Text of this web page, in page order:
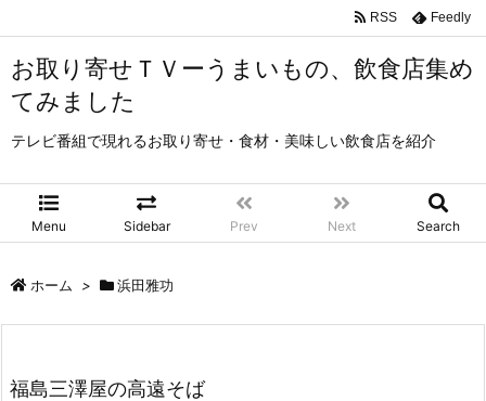
お取り寄せＴＶーうまいもの、飲食店集め
てみました
テレビ番組で現れるお取り寄せ・食材・美味しい飲食店を紹介
Menu Sidebar Prev Next Search
RSS Feedly
ホーム > 浜田雅功
福島三澤屋の高遠そば